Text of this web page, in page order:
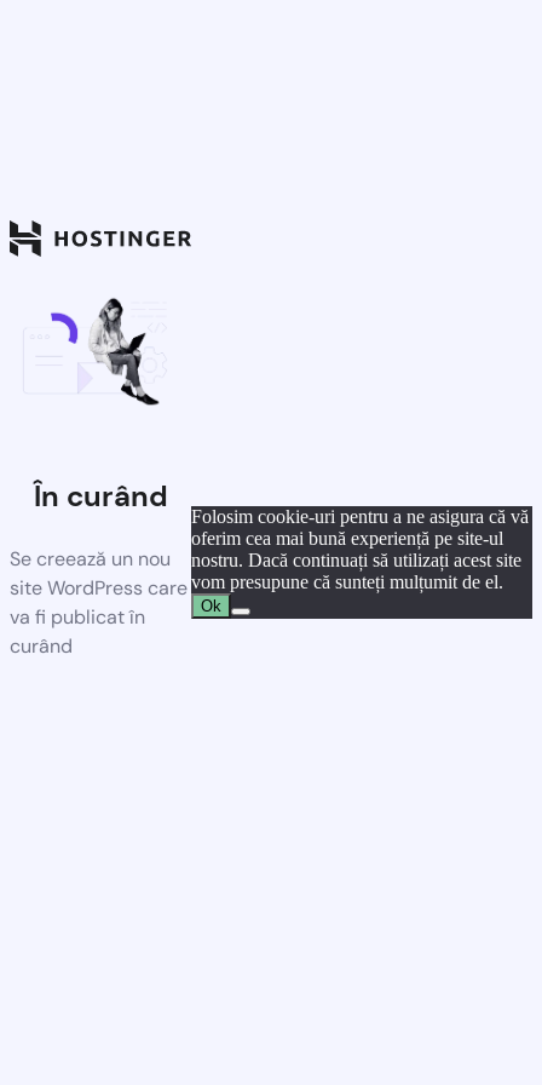
În curând
Se creează un nou
site WordPress care
va fi publicat în
curând
Folosim cookie-uri pentru a ne asigura că vă
oferim cea mai bună experiență pe site-ul
nostru. Dacă continuați să utilizați acest site
vom presupune că sunteți mulțumit de el.
Ok